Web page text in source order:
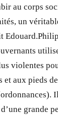
au corps
un
violentes
aux pieds
grande